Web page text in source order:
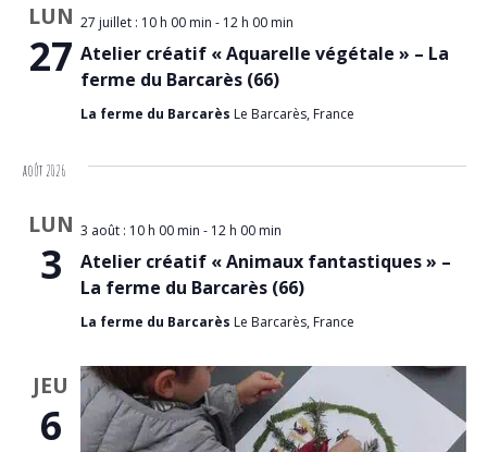
LUN
27 Atelier créatif « Aquarelle végétale » – La
ferme du Barcarès (66)
27 juillet : 10 h 00 min - 12 h 00 min
La ferme du Barcarès Le Barcarès, France
août 2026
LUN
3
Atelier créatif « Animaux fantastiques » –
La ferme du Barcarès (66)
3 août : 10 h 00 min - 12 h 00 min
La ferme du Barcarès Le Barcarès, France
JEU
6